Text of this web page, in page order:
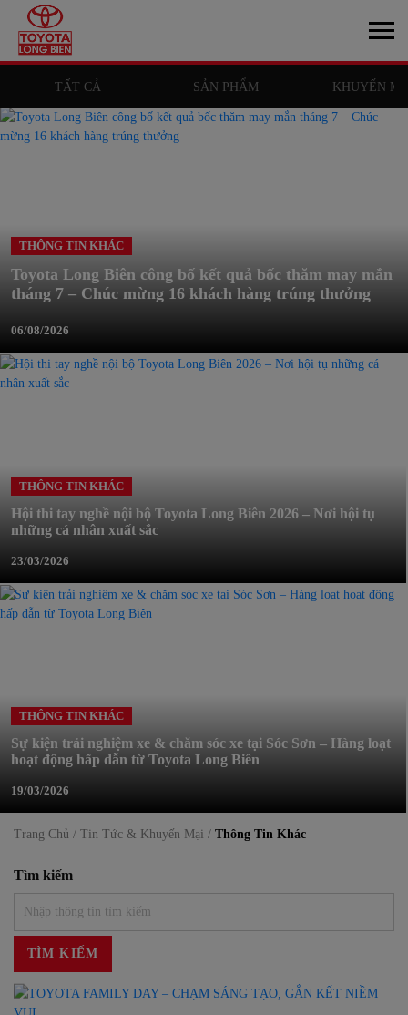
TẤT CẢ SẢN PHẨM KHUYẾN
THÔNG TIN KHÁC
Toyota Long Biên công bố kết quả bốc thăm may mắn
tháng 7 – Chúc mừng 16 khách hàng trúng thưởng
06/08/2026
THÔNG TIN KHÁC
Hội thi tay nghề nội bộ Toyota Long Biên 2026 – Nơi hội tụ
những cá nhân xuất sắc
23/03/2026
THÔNG TIN KHÁC
Sự kiện trải nghiệm xe & chăm sóc xe tại Sóc Sơn – Hàng loạt
hoạt động hấp dẫn từ Toyota Long Biên
19/03/2026
Trang Chủ / Tin Tức & Khuyến Mại / Thông Tin Khác
Tìm kiếm
TÌM KIẾM